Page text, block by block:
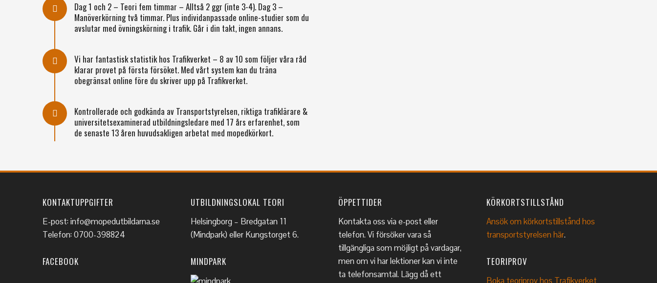
Dag 1 och 2 – Teori fem timmar – Alltså 2 ggr (inte 3-4). Dag 3 –
Manöverkörning två timmar. Plus individanpassade online-studier som du
avslutar med övningskörning i trafik. Går i din takt, ingen annans.
Vi har fantastisk statistik hos Trafikverket – 8 av 10 som följer våra råd
klarar provet på första försöket. Med vårt system kan du träna
obegränsat online före du skriver upp på Trafikverket.
Kontrollerade och godkända av Transportstyrelsen, riktiga trafiklärare &
universitetsexaminerad utbildningsledare med 17 års erfarenhet, som
de senaste 13 åren huvudsakligen arbetat med mopedkörkort.
KONTAKTUPPGIFTER
E-post: info@mopedutbildarna.se
Telefon: 0700-398824
FACEBOOK
UTBILDNINGSLOKAL TEORI
Helsingborg – Bredgatan 11
(Mindpark) eller Kungstorget 6.
MINDPARK
ÖPPETTIDER
Kontakta oss via e-post eller
telefon. Vi försöker vara så
tillgängliga som möjligt på vardagar,
men om vi har lektioner kan vi inte
ta telefonsamtal. Lägg då ett
KÖRKORTSTILLSTÅND
Ansök om körkortstillstånd hos
transportstyrelsen här.
TEORIPROV
Boka teoriprov hos Trafikverket